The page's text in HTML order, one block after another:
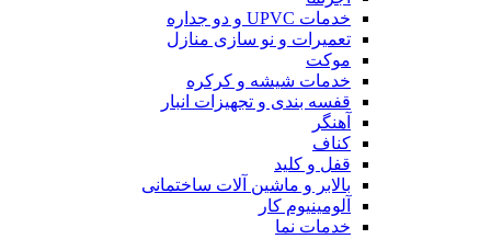
خدمات UPVC و دو جداره
تعمیرات و نو سازی منازل
موکت
خدمات شیشه و کرکره
قفسه بندی و تجهیزات انبار
آهنگر
کناف
قفل و کلید
بالابر و ماشین آلات ساختمانی
آلومینیوم کار
خدمات نما